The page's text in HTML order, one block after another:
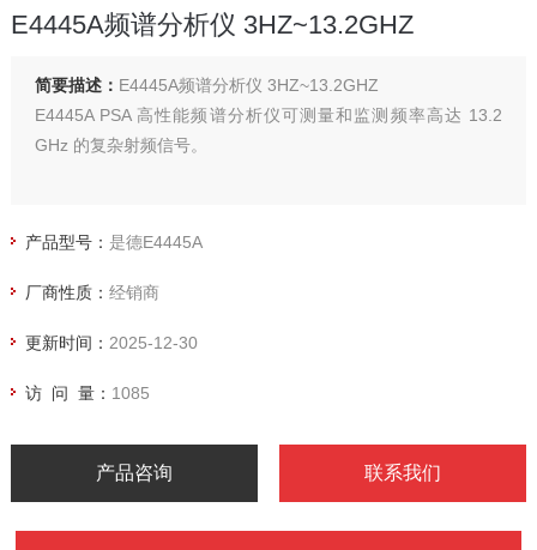
E4445A频谱分析仪 3HZ~13.2GHZ
简要描述： E4445A频谱分析仪 3HZ~13.2GHZ
E4445A PSA 高性能频谱分析仪可测量和监测频率高达 13.2
GHz 的复杂射频信号。
产品型号： 是德E4445A
厂商性质： 经销商
更新时间： 2025-12-30
访 问 量： 1085
产品咨询 联系我们